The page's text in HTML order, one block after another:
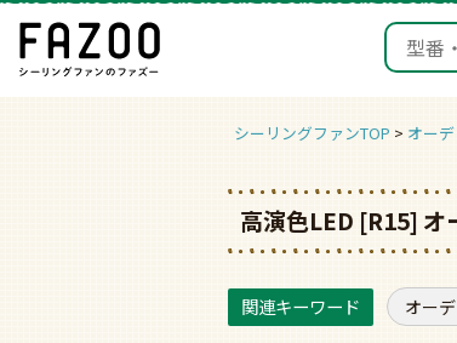
シーリングファンTOP オー
高演色LED [R15]
オー